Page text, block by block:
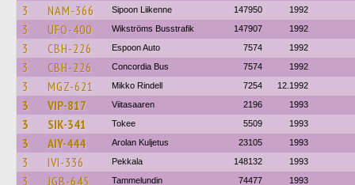
3 NAM-366 Sipoon Liikenne 147950 1992
3 UFO-400 Wikströms Busstrafik 147907 1992
3 CBH-226 Espoon Auto 7574 1992
3 CBH-226 Concordia Bus 7574 1992
3 MGZ-621 Mikko Rindell 7254 12.1992
3 VIP-817 Viitasaaren 2196 1993
3 SIK-341 Tokee 5509 1993
3 AIY-444 Arolan Kuljetus 23105 1993
3 IVI-336 Pekkala 148132 1993
3 JGB-645 Tammelundin 74477 1993